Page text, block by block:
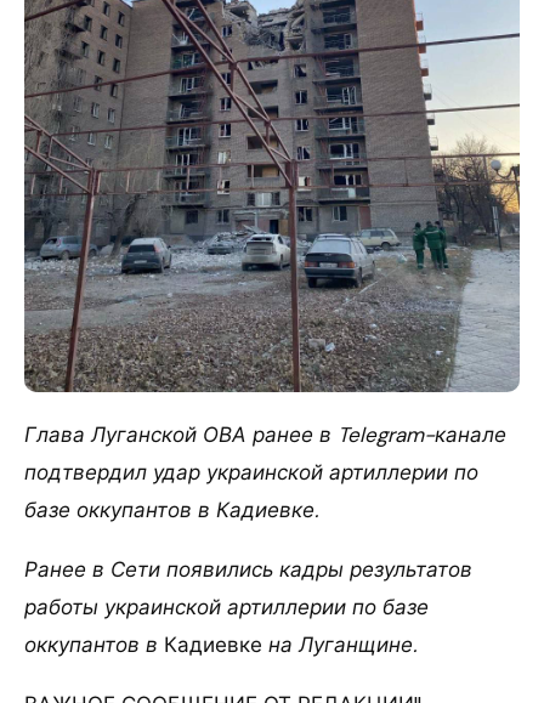
Глава Луганской ОВА ранее в Telegram-канале
подтвердил удар украинской артиллерии по
базе оккупантов в Кадиевке.
Ранее в Сети появились кадры результатов
работы украинской артиллерии по базе
оккупантов в Кадиевке на Луганщине.